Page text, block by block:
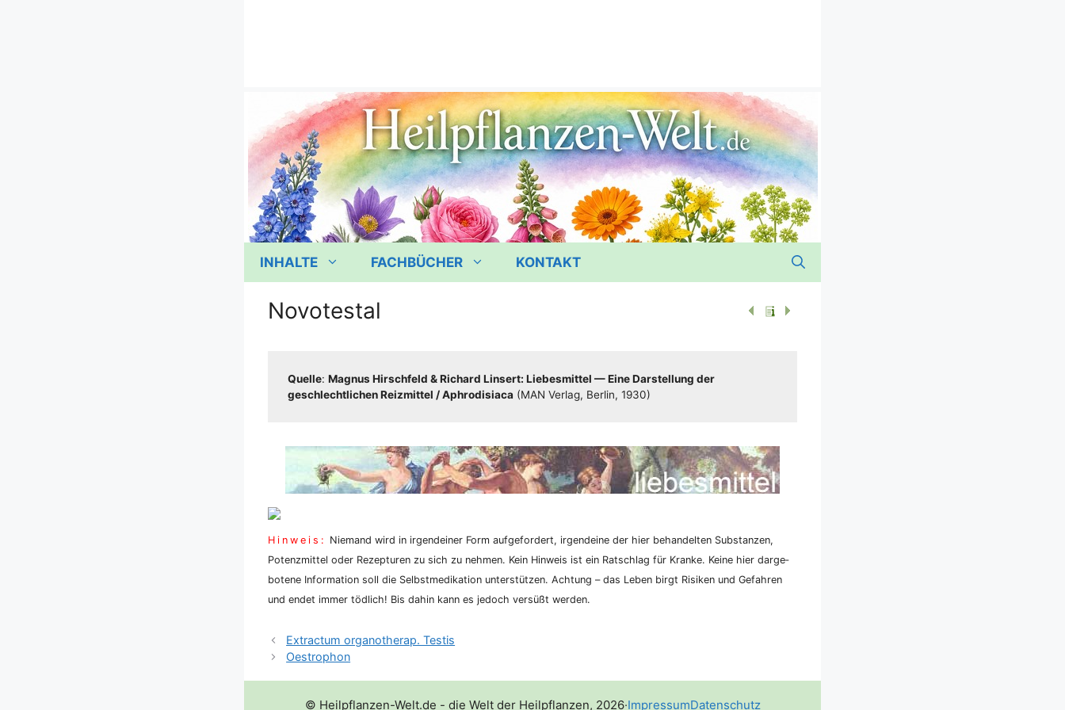
INHALTE FACHBÜCHER KONTAKT
Novotestal
Quel­le: Magnus Hirsch­feld & Richard Lin­sert: Lie­bes­mit­tel — Eine Dar­stel­lung der
geschlecht­li­chen Reiz­mit­tel /​​ Aphro­di­sia­ca (MAN Ver­lag, Ber­lin, 1930)
Hin­weis: Nie­mand wird in irgend­ei­ner Form auf­ge­for­dert, irgend­ei­ne der hier behan­del­ten Sub­stan­zen,
Potenz­mit­tel oder Rezep­tu­ren zu sich zu neh­men. Kein Hin­weis ist ein Rat­schlag für Kran­ke. Kei­ne hier dar­ge­
bo­te­ne Infor­ma­ti­on soll die Selbst­me­di­ka­ti­on unter­stüt­zen. Ach­tung – das Leben birgt Risi­ken und Gefah­ren
und endet immer töd­lich! Bis dahin kann es jedoch ver­süßt werden.
Extractum organotherap. Testis
Oestrophon
© Heilpflanzen-Welt.de - die Welt der Heilpflanzen, 2026·ImpressumDatenschutz